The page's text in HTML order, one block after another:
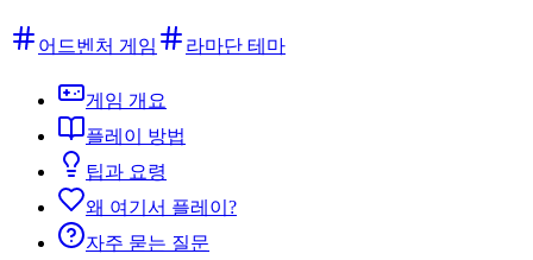
어드벤처 게임 라마단 테마
게임 개요
플레이 방법
팁과 요령
왜 여기서 플레이?
자주 묻는 질문